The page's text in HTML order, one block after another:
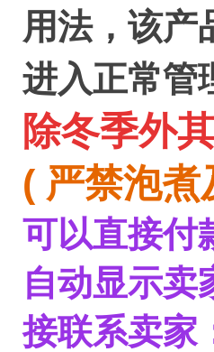
用法，该产
进入正常管
除冬季外
( 严禁泡
可以直接付
自动显示卖
接联系卖家